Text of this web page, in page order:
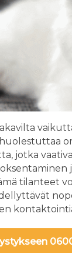
jotka
tilanteet